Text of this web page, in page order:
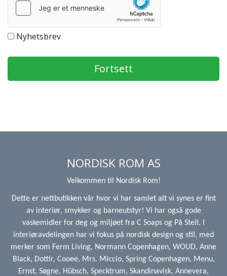
Nyhetsbrev
NORDISK ROM AS
Velkommen til Nordisk Rom!
Dette er nettbutikken vår hvor vi har samlet alt vi synes er fint
av interiør, smykker og barneutstyr! Vi har også gode
vaskemidler for deg og miljøet fra C Soaps og På Stell. I
interiøravdelingen har vi fokus på nordisk design og stil, med
merker som Ferm Living, Normann Copenhagen, WOUD, Anne
Black, Dottir, Cooee, Mrs. Miccio, Spring Copenhagen, Menu,
Ernst, Søgne, Hübsch, Specktrum, Skandinavisk, Annevera,